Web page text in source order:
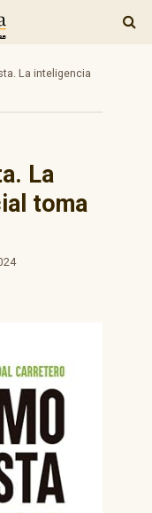
La inteligencia
La
toma